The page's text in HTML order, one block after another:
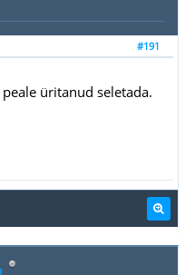
#191
üritanud seletada.